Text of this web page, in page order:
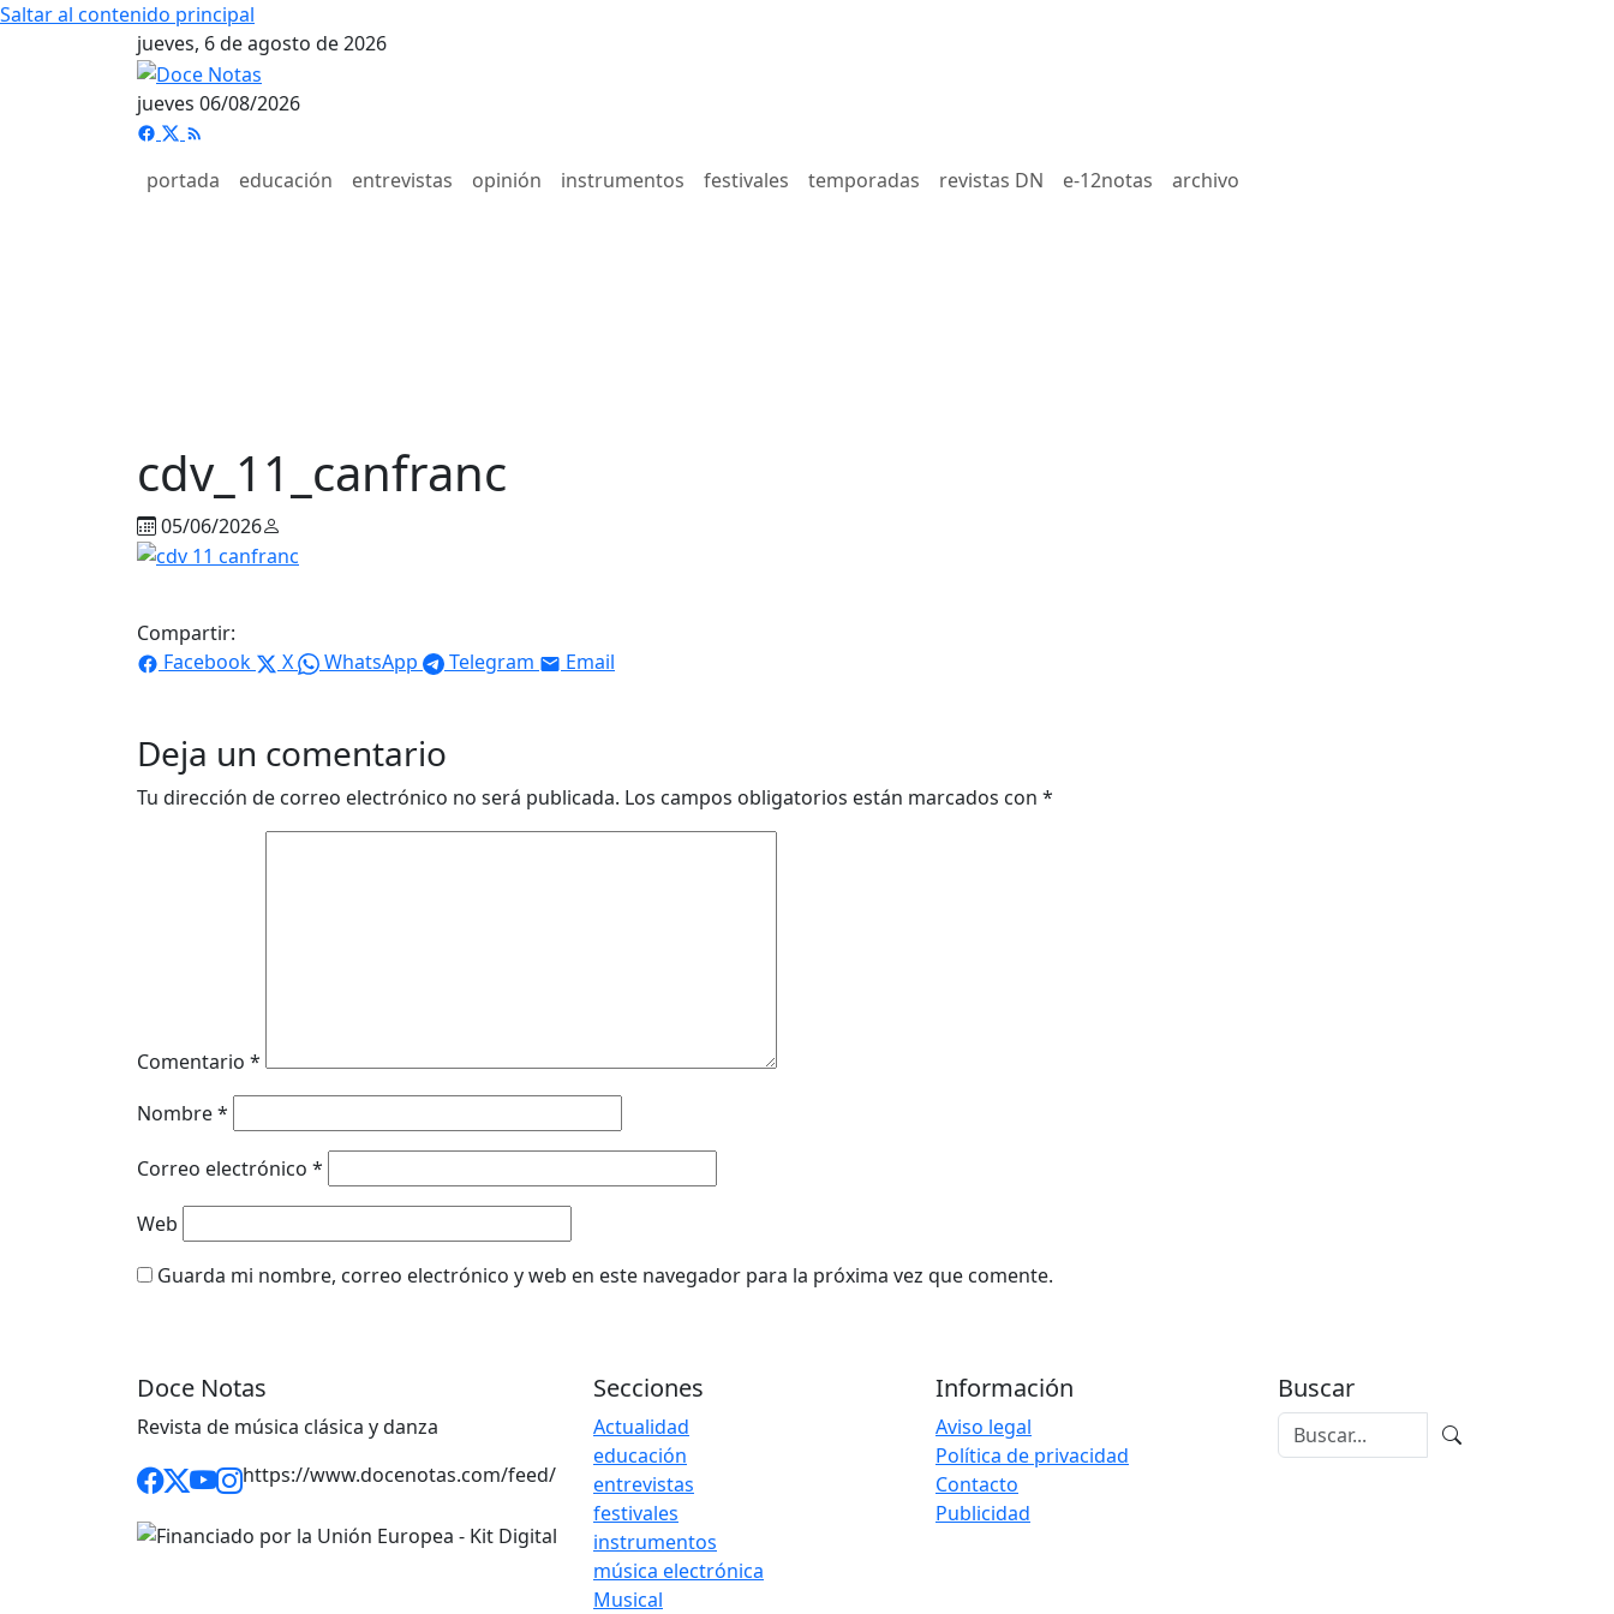
Saltar al contenido principal
jueves, 6 de agosto de 2026
jueves 06/08/2026
portada educación entrevistas opinión instrumentos festivales temporadas revistas DN e-12notas archivo
cdv_11_canfranc
05/06/2026
Compartir:
Facebook
X WhatsApp Telegram Email
Deja un comentario
Tu dirección de correo electrónico no será publicada. Los campos obligatorios están marcados con *
Comentario *
Nombre*
Correo electrónico *
Web
Guarda mi nombre, correo electrónico y web en este navegador para la próxima vez que comente.
Doce Notas
Revista de música clásica y danza
https://www.docenotas.com/feed/
Secciones
Actualidad
educación
entrevistas
festivales
instrumentos
música electrónica
Musical
Información
Aviso legal
Política de privacidad
Contacto
Publicidad
Buscar